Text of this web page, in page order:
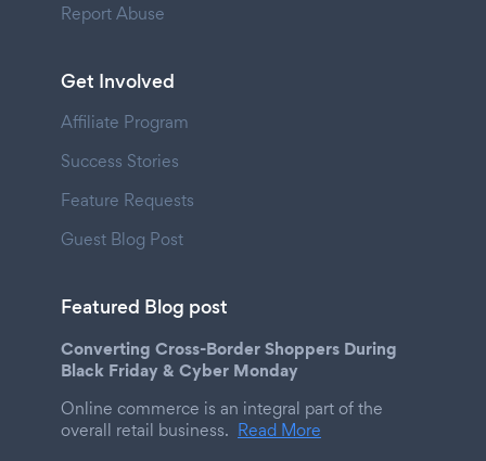
Report Abuse
Get Involved
Affiliate Program
Success Stories
Feature Requests
Guest Blog Post
Featured Blog post
Converting Cross-Border Shoppers During
Black Friday & Cyber Monday
Online commerce is an integral part of the
overall retail business. Read More